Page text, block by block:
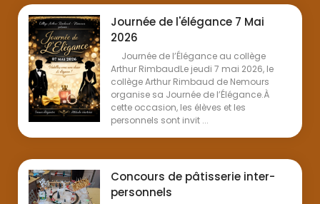
Journée de l'élégance 7 Mai
2026
Journée de l’Élégance au collège
Arthur RimbaudLe jeudi 7 mai 2026, le
collège Arthur Rimbaud de Nemours
organise sa Journée de l’Élégance.À
cette occasion, les élèves et les
personnels sont invit ...
Concours de pâtisserie inter-
personnels